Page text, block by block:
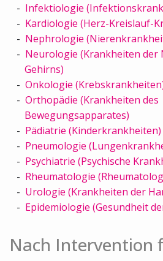
Infektiologie
Kardiologie (Herz-Kreislauf-
Nephrologie
Neurologie (Krankheiten der
Gehirns)
Onkologie
Orthopädie (Krankheiten des
Bewegungsapparates)
Pädiatrie (Kinderkrankheiten)
Pneumologie
Psychiatrie (Psychische
Rheumatologie
Urologie (Krankheiten der
Epidemiologie (Gesundheit
Nach Intervention